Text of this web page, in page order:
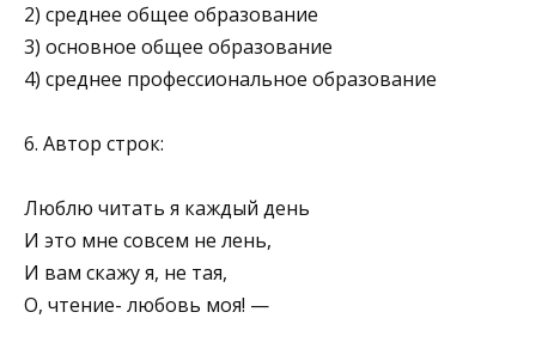
2) среднее общее образование
3) основное общее образование
4) среднее профессиональное образование
6. Автор строк:
Люблю читать я каждый день
И это мне совсем не лень,
И вам скажу я, не тая,
О, чтение- любовь моя! —